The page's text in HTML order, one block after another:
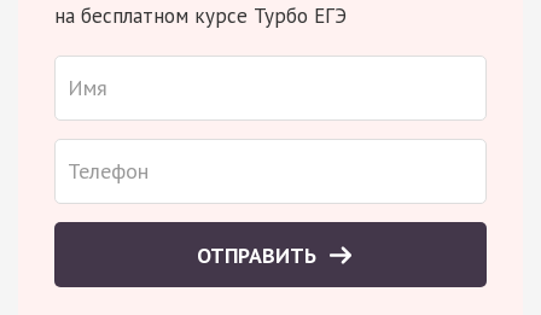
на бесплатном курсе Турбо ЕГЭ
ОТПРАВИТЬ